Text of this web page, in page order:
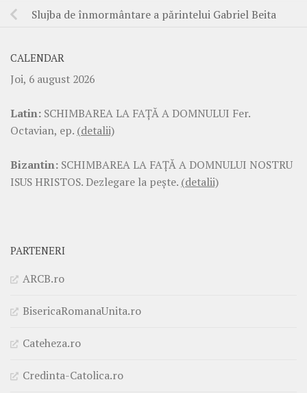
Slujba de înmormântare a părintelui Gabriel Beita
CALENDAR
Joi, 6 august 2026
Latin: SCHIMBAREA LA FAŢĂ A DOMNULUI Fer.
Octavian, ep. (detalii)
Bizantin: SCHIMBAREA LA FAŢĂ A DOMNULUI NOSTRU
ISUS HRISTOS. Dezlegare la pește. (detalii)
PARTENERI
ARCB.ro
BisericaRomanaUnita.ro
Cateheza.ro
Credinta-Catolica.ro